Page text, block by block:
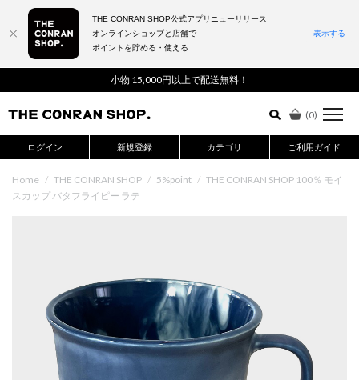
小物 15,000円以上で配送無料！
(0)
ログイン 新規登録 カテゴリ ご利用ガイド
詳細検索はこちら
Home / THE CONRAN SHOP / 5%point / THE CONRAN SHOP 100％ モイ
スカップ バタフライピー ラテ
THE CONRAN SHOP公式アプリニューリリース
オンラインショップと店舗で
ポイントを貯める・使える
表示する